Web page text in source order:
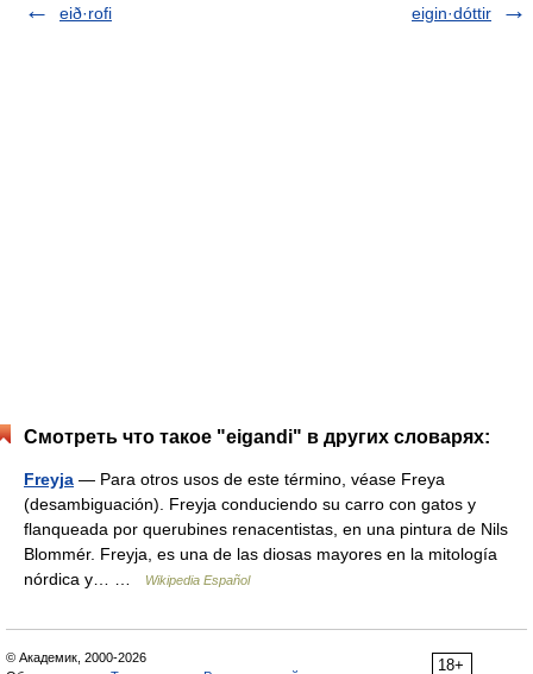
eið·rofi
eigin·dóttir
Смотреть что такое "eigandi" в других словарях:
Freyja — Para otros usos de este término, véase Freya
(desambiguación). Freyja conduciendo su carro con gatos y
flanqueada por querubines renacentistas, en una pintura de Nils
Blommér. Freyja, es una de las diosas mayores en la mitología
nórdica y… …
Wikipedia Español
18+
© Академик, 2000-2026